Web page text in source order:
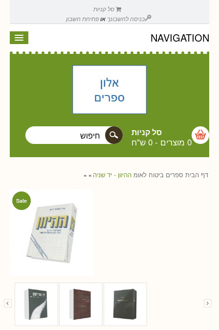
סל קניות
כניסה לחשבונך אופתיחת חשבון
NAVIGATION
סל קניות
0 מוצרים - 0 ש"ח
דף הבית » ספרים ביטוח לאומ » ההיוון - יד שניה
Sale